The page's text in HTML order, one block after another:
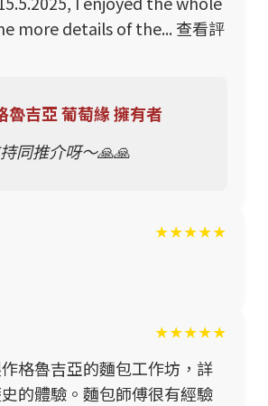
more details of the... 查看評
魯吉亞 葡萄緣 擁有者
同推介呀～🙏🙏
★★★★★
★★★★★
格魯吉亞的麵包工作坊，詳
的體驗。麵包師傅很有經驗